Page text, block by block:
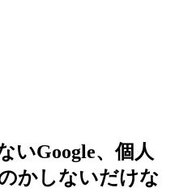
いGoogle、個人
かしないだけな